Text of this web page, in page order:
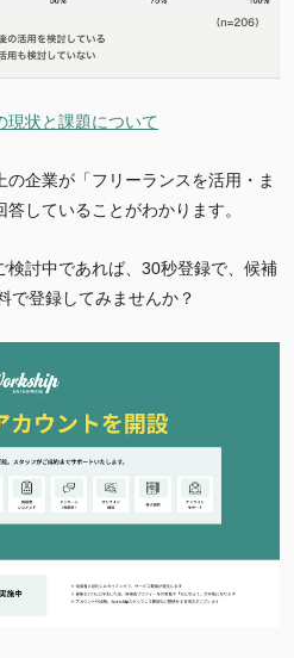
現状と課題について
企業が「フリーランスを活用・ま
していることがわかります。
検討中であれば、30秒登録で、候補
で登録してみませんか？